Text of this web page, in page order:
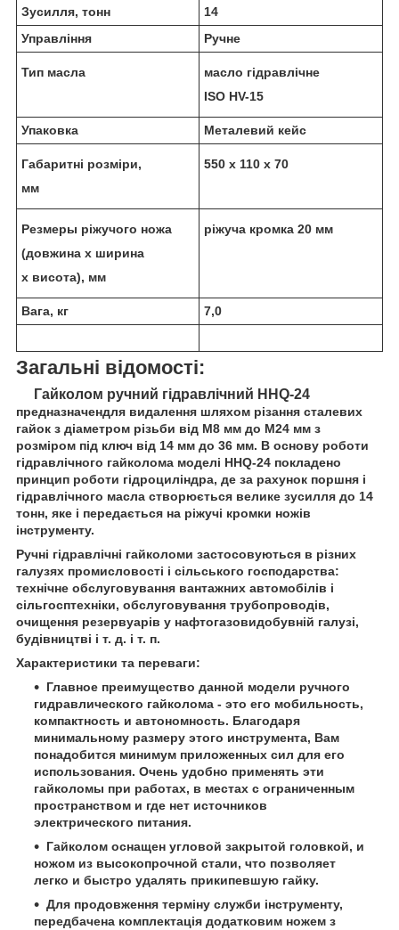
Зусилля, тонн
14
Управління
Ручне
Тип масла
масло гідравлічне
ISO HV-15
Упаковка Металевий кейс
Габаритні розміри,
мм
550 х 110 х 70
Резмеры ріжучого ножа
(довжина х ширина
х висота), мм
ріжуча кромка 20 мм
Вага, кг 7,0
Загальні відомості:
Гайколом ручний гідравлічний HHQ-24
предназначендля видалення шляхом різання сталевих
гайок з діаметром різьби від М8 мм до М24 мм з
розміром під ключ від 14 мм до 36 мм. В основу роботи
гідравлічного гайколома моделі HHQ-24 покладено
принцип роботи гідроциліндра, де за рахунок поршня і
гідравлічного масла створюється велике зусилля до 14
тонн, яке і передається на ріжучі кромки ножів
інструменту.
Ручні гідравлічні гайколоми застосовуються в різних
галузях промисловості і сільського господарства:
технічне обслуговування вантажних автомобілів і
сільгосптехніки, обслуговування трубопроводів,
очищення резервуарів у нафтогазовидобувній галузі,
будівництві і т. д. і т. п.
Характеристики та переваги:
Главное преимущество данной модели ручного
гидравлического гайколома - это его мобильность,
компактность и автономность. Благодаря
минимальному размеру этого инструмента, Вам
понадобится минимум приложенных сил для его
использования. Очень удобно применять эти
гайколомы при работах, в местах с ограниченным
пространством и где нет источников
электрического питания.
Гайколом оснащен угловой закрытой головкой, и
ножом из высокопрочной стали, что позволяет
легко и быстро удалять прикипевшую гайку.
Для продовження терміну служби інструменту,
передбачена комплектація додатковим ножем з